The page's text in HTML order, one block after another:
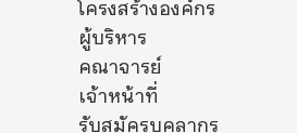
โครงสร้างองค์กร
ผู้บริหาร
คณาจารย์
เจ้าหน้าที่
รับสมัครบุคลากร